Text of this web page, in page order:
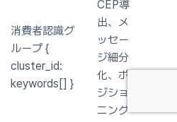
消費者認識グ
ループ {
cluster_id:
keywords[] }
CEP導
出、メ
ッセー
ジ細分
化、ポ
ジショ
ニング